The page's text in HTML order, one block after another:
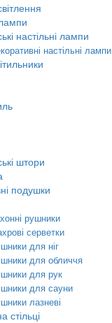
настільні лампи
настільні лампи
штори
подушки
рушники
серветки
для ніг
для обличчя
для рук
для сауни
лазневі
стільці